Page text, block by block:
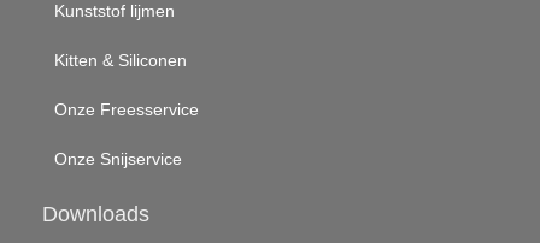
Kunststof lijmen
Kitten & Siliconen
Onze Freesservice
Onze Snijservice
Downloads